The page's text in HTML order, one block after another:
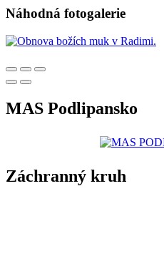
Náhodná fotogalerie
MAS Podlipansko
Záchranný kruh